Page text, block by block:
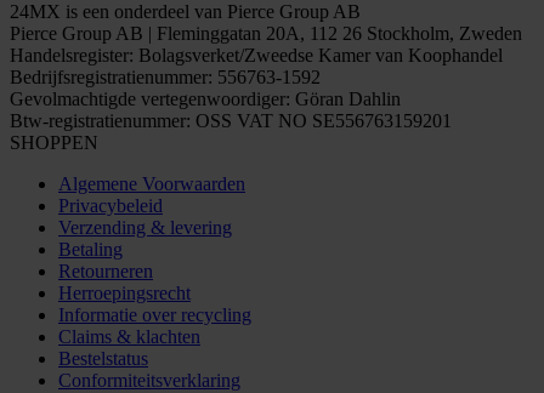
24MX is een onderdeel van Pierce Group AB
Pierce Group AB | Fleminggatan 20A, 112 26 Stockholm, Zweden
Handelsregister: Bolagsverket/Zweedse Kamer van Koophandel
Bedrijfsregistratienummer: 556763-1592
Gevolmachtigde vertegenwoordiger: Göran Dahlin
Btw-registratienummer: OSS VAT NO SE556763159201
SHOPPEN
Algemene Voorwaarden
Privacybeleid
Verzending & levering
Betaling
Retourneren
Herroepingsrecht
Informatie over recycling
Claims & klachten
Bestelstatus
Conformiteitsverklaring